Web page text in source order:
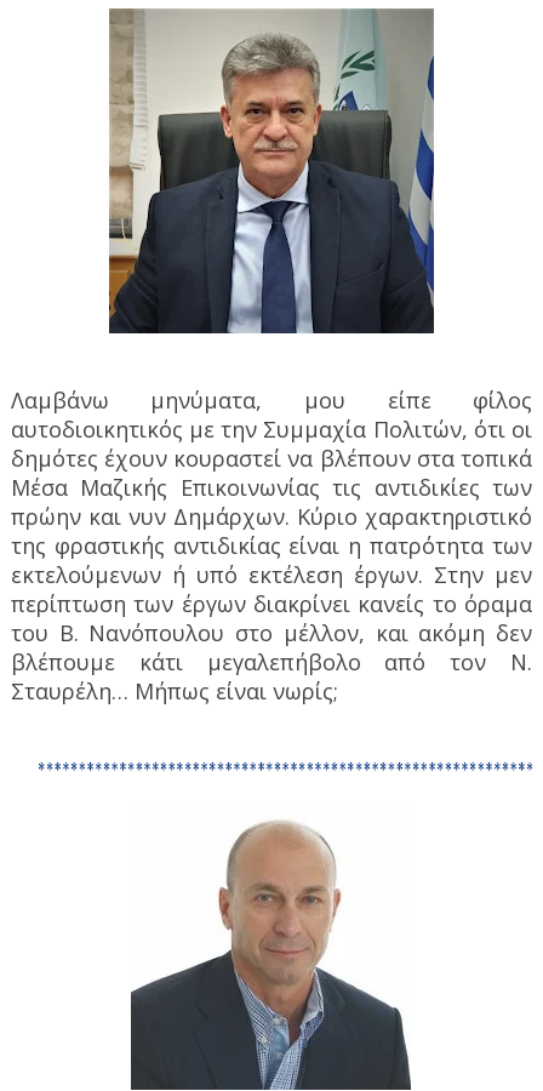
Λαμβάνω μηνύματα, μου είπε φίλος
αυτοδιοικητικός με την Συμμαχία Πολιτών, ότι οι
δημότες έχουν κουραστεί να βλέπουν στα τοπικά
Μέσα Μαζικής Επικοινωνίας τις αντιδικίες των
πρώην και νυν Δημάρχων. Κύριο χαρακτηριστικό
της φραστικής αντιδικίας είναι η πατρότητα των
εκτελούμενων ή υπό εκτέλεση έργων. Στην μεν
περίπτωση των έργων διακρίνει κανείς το όραμα
του Β. Νανόπουλου στο μέλλον, και ακόμη δεν
βλέπουμε κάτι μεγαλεπήβολο από τον Ν.
Σταυρέλη… Μήπως είναι νωρίς;